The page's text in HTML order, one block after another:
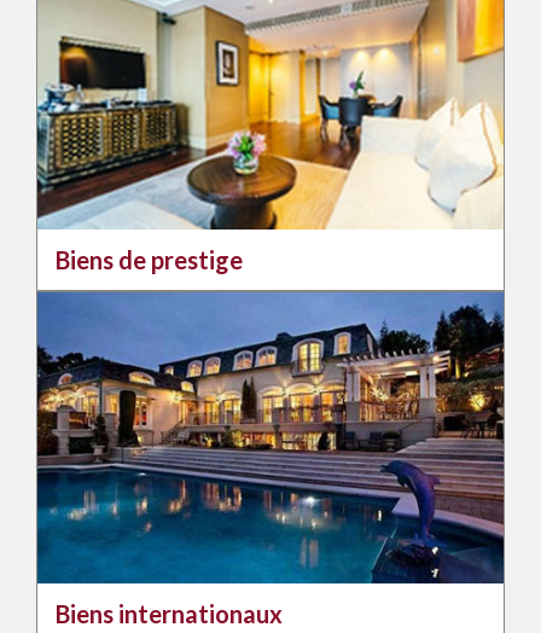
Biens de prestige
Biens internationaux